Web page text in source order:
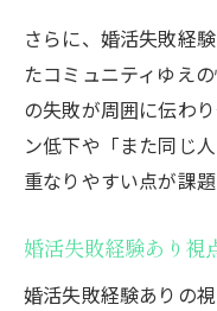
さらに、婚活失敗経
たコミュニティゆえ
の失敗が周囲に伝わ
ン低下や「また同じ
重なりやすい点が課題
婚活失敗経験あり視
婚活失敗経験ありの